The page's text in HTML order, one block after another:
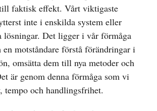
faktisk effekt. Vårt viktigaste
inte i enskilda system eller
lösningar. Det ligger i vår förmåga
en motståndare förstå förändringar i
omsätta dem till nya metoder och
är genom denna förmåga som vi
tempo och handlingsfrihet.